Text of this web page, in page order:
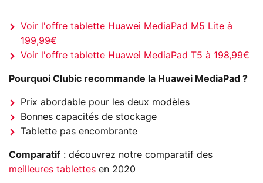
Voir l'offre tablette Huawei MediaPad M5 Lite à
199,99€
Voir l'offre tablette Huawei MediaPad T5 à 198,99€
Pourquoi Clubic recommande la Huawei MediaPad ?
Prix abordable pour les deux modèles
Bonnes capacités de stockage
Tablette pas encombrante
Comparatif : découvrez notre comparatif des
meilleures tablettes en 2020